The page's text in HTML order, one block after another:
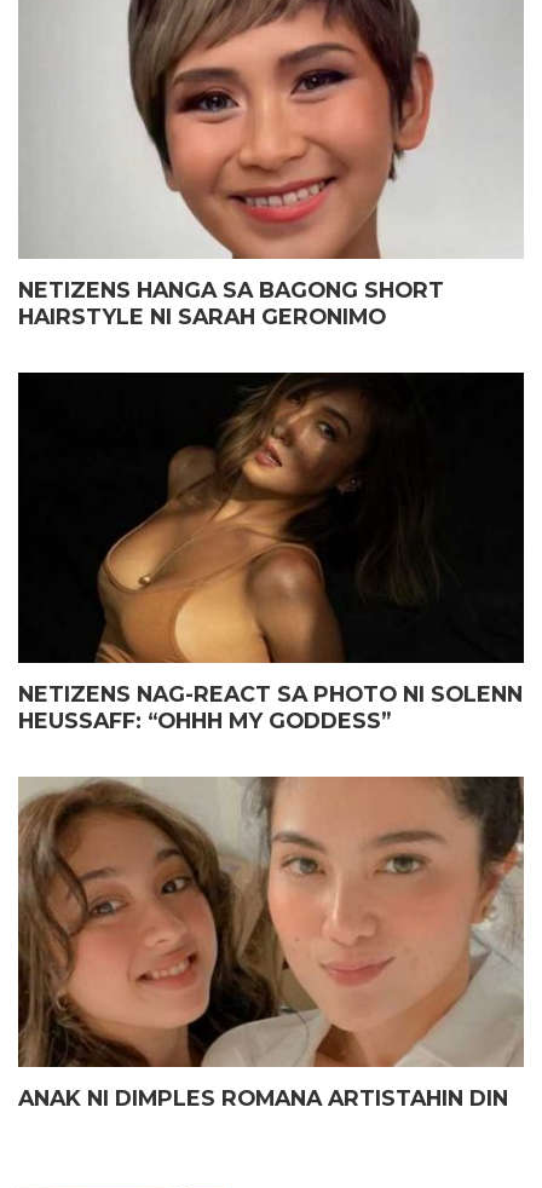
NETIZENS HANGA SA BAGONG SHORT
HAIRSTYLE NI SARAH GERONIMO
NETIZENS NAG-REACT SA PHOTO NI SOLENN
HEUSSAFF: “OHHH MY GODDESS”
ANAK NI DIMPLES ROMANA ARTISTAHIN DIN